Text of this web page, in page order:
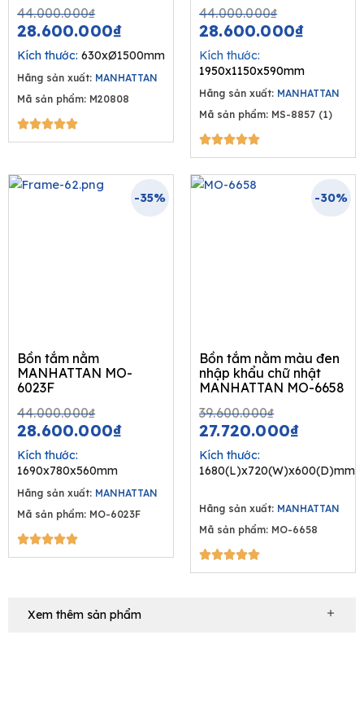
44.000.000₫Original
price
was:
44.000.000₫.
28.600.000₫price
is:
28.600.000₫.
Kích thước: 630xØ1500mm
Hãng sản xuất: MANHATTAN
Mã sản phẩm: M20808
5/5
44.000.000₫Original
price
28.600.000₫price
Kích thước:
1950x1150x590mm
Hãng sản xuất: MANHATTAN
Mã sản phẩm: MS-8857 (1)
5/5
-35%
Bồn tắm nằm
MANHATTAN MO-
6023F
44.000.000₫Original
price
44.000.000₫.
28.600.000₫price
28.600.000₫.
Kích thước:
1690x780x560mm
Hãng sản xuất: MANHATTAN
Mã sản phẩm: MO-6023F
5/5
-30%
Bồn tắm nằm màu đen
nhập khẩu chữ nhật
MANHATTAN MO-6658
39.600.000₫Original
price
27.720.000₫price
Kích thước:
1680(L)x720(W)x600(D)mm
Hãng sản xuất: MANHATTAN
Mã sản phẩm: MO-6658
5/5
Xem thêm sản phẩm